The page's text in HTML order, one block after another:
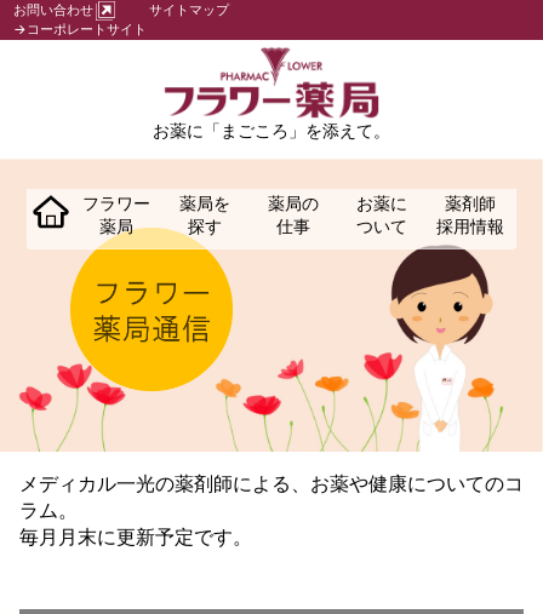
お薬に「まごころ」を添えて。
フラワー
薬局
薬局を
探す
薬局の
仕事
お薬に
ついて
薬剤師
採用情報
お問い合わせ
サイトマップ
→コーポレートサイト
メディカル一光の薬剤師による、お薬や健康についてのコ
ラム。
毎月月末に更新予定です。